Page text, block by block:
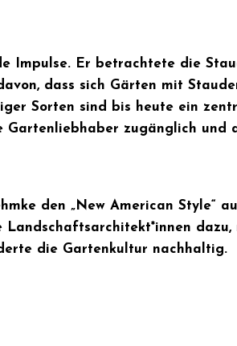
Impulse. Er betrachtete die
dass sich Gärten mit
Sorten sind bis heute ein
Gartenliebhaber zugänglich und
den „New American Style“
die Gartenkultur nachhaltig.